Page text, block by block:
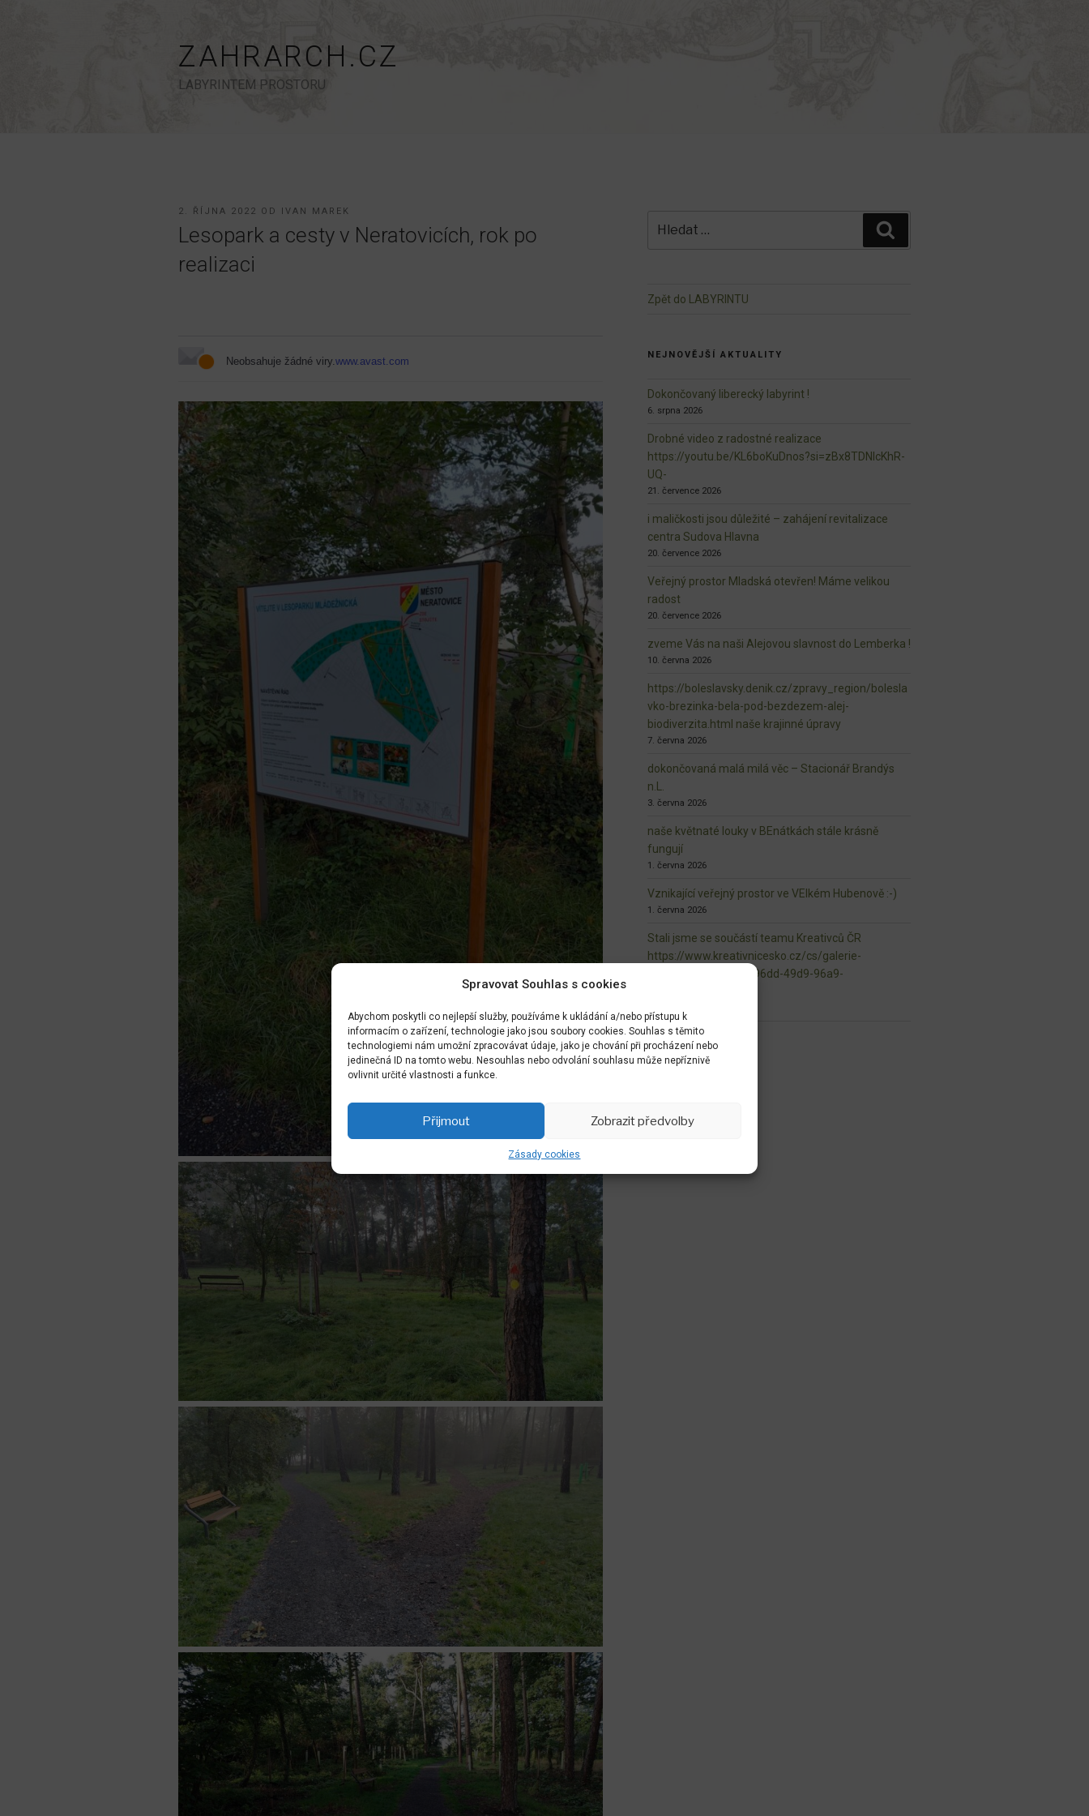
Spravovat Souhlas s cookies
Abychom poskytli co nejlepší služby, používáme k ukládání a/nebo přístupu k
informacím o zařízení, technologie jako jsou soubory cookies. Souhlas s těmito
technologiemi nám umožní zpracovávat údaje, jako je chování při procházení nebo
jedinečná ID na tomto webu. Nesouhlas nebo odvolání souhlasu může nepříznivě
ovlivnit určité vlastnosti a funkce.
Přijmout Zobrazit předvolby
Zásady cookies
ZAHRARCH.CZ
LABYRINTEM PROSTORU
PUBLIKOVÁNO
2. ŘÍJNA 2022 OD IVAN MAREK
Lesopark a cesty v Neratovicích, rok po
realizaci
Neobsahuje žádné viry.www.avast.com
Zpět do LABYRINTU
NEJNOVĚJŠÍ AKTUALITY
Dokončovaný liberecký labyrint !
6. srpna 2026
Drobné video z radostné realizace
https://youtu.be/KL6boKuDnos?si=zBx8TDNlcKhR-
UQ-
21. července 2026
i maličkosti jsou důležité – zahájení revitalizace
centra Sudova Hlavna
20. července 2026
Veřejný prostor Mladská otevřen! Máme velikou
radost
20. července 2026
zveme Vás na naši Alejovou slavnost do Lemberka !
10. června 2026
https://boleslavsky.denik.cz/zpravy_region/bolesla
vko-brezinka-bela-pod-bezdezem-alej-
biodiverzita.html naše krajinné úpravy
7. června 2026
dokončovaná malá milá věc – Stacionář Brandýs
n.L.
3. června 2026
naše květnaté louky v BEnátkách stále krásně
fungují
1. června 2026
Vznikající veřejný prostor ve VElkém Hubenově :-)
1. června 2026
Stali jsme se součástí teamu Kreativců ČR
https://www.kreativnicesko.cz/cs/galerie-
kreativcu/f4e97945-96dd-49d9-96a9-